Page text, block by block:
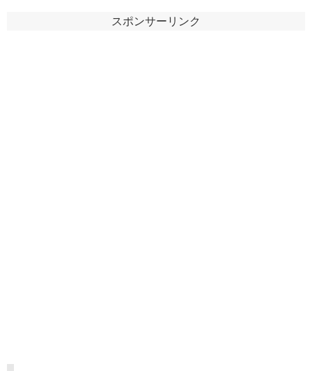
スポンサーリンク